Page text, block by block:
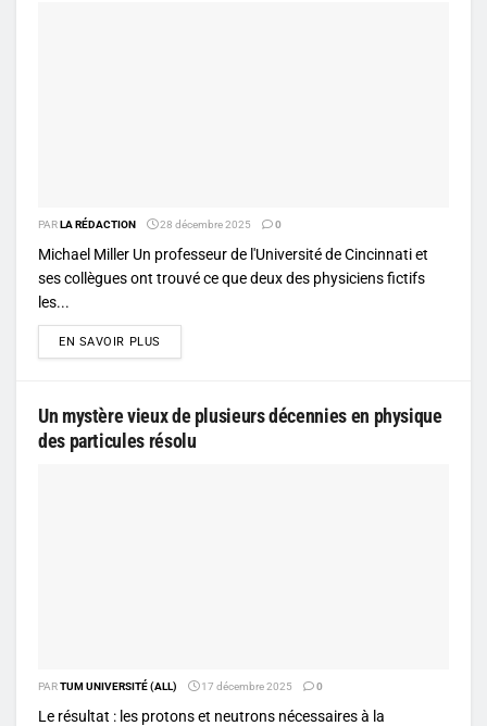
PARLA RÉDACTION 28 décembre 2025 0
Michael Miller Un professeur de l'Université de Cincinnati et
ses collègues ont trouvé ce que deux des physiciens fictifs
les...
EN SAVOIR PLUS
Un mystère vieux de plusieurs décennies en physique
des particules résolu
PARTUM UNIVERSITÉ (ALL) 17 décembre 2025 0
Le résultat : les protons et neutrons nécessaires à la